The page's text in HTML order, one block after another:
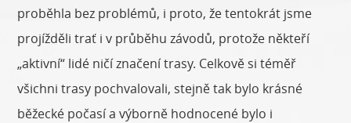
proběhla bez problémů, i proto, že tentokrát jsme
projížděli trať i v průběhu závodů, protože někteří
„aktivní“ lidé ničí značení trasy. Celkově si téměř
všichni trasy pochvalovali, stejně tak bylo krásné
běžecké počasí a výborně hodnocené bylo i